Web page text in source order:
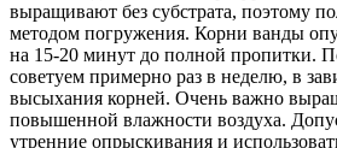
выращивают без субстрата, поэтому
методом погружения. Корни ванды
на 15-20 минут до полной пропитки.
советуем примерно раз в неделю, в
высыхания корней. Очень важно
повышенной влажности воздуха.
утренние опрыскивания и